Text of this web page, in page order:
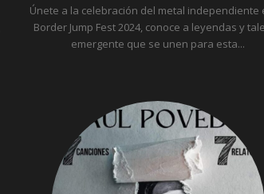
Únete a la celebración del metal independiente
Border Jump Fest 2024, conoce a leyendas y
emergente que se unen para esta...